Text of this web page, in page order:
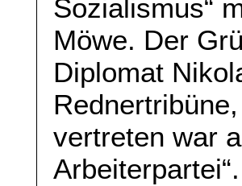
Sozialismus“
Möwe. Der
Diplomat
vertreten war
Arbeiterpartei“.